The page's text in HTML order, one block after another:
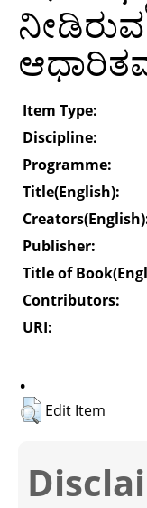
Item Type:
Discipline:
Programme:
Title(English):
Publisher:
Title of
Contributors:
URI:
.
Edit Item